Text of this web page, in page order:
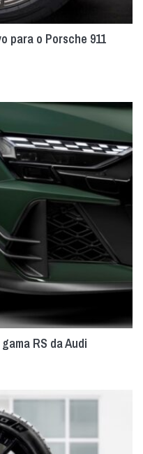
para o Porsche 911
RS da Audi